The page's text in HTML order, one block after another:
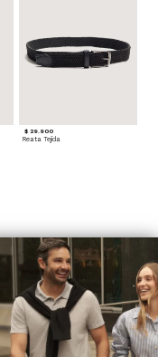
$ 29.900
Reata Tejida